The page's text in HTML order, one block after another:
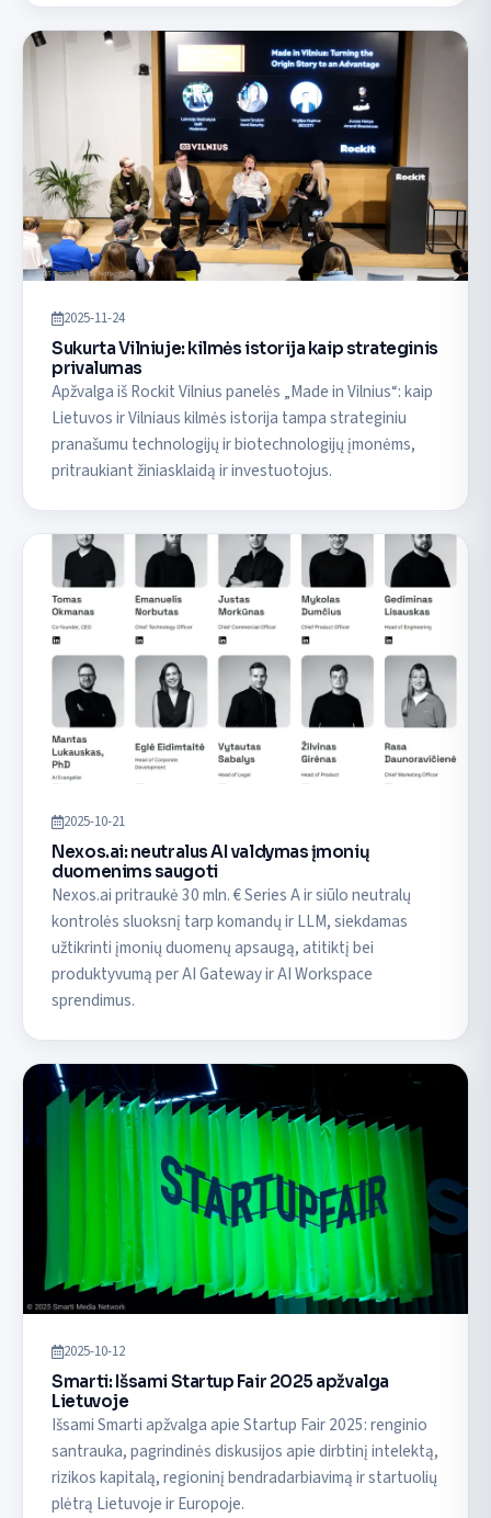
2025-11-24
Sukurta Vilniuje: kilmės istorija kaip strateginis
privalumas
Apžvalga iš Rockit Vilnius panelės „Made in Vilnius“: kaip
Lietuvos ir Vilniaus kilmės istorija tampa strateginiu
pranašumu technologijų ir biotechnologijų įmonėms,
pritraukiant žiniasklaidą ir investuotojus.
2025-10-21
Nexos.ai: neutralus AI valdymas įmonių
duomenims saugoti
Nexos.ai pritraukė 30 mln. € Series A ir siūlo neutralų
kontrolės sluoksnį tarp komandų ir LLM, siekdamas
užtikrinti įmonių duomenų apsaugą, atitiktį bei
produktyvumą per AI Gateway ir AI Workspace
sprendimus.
2025-10-12
Smarti: Išsami Startup Fair 2025 apžvalga
Lietuvoje
Išsami Smarti apžvalga apie Startup Fair 2025: renginio
santrauka, pagrindinės diskusijos apie dirbtinį intelektą,
rizikos kapitalą, regioninį bendradarbiavimą ir startuolių
plėtrą Lietuvoje ir Europoje.